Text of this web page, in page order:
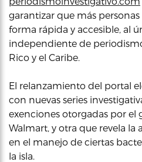
garantizar que más
forma rápida y accesible, al
independiente de
Rico y el Caribe.
El relanzamiento del portal
con nuevas series
exenciones otorgadas por el
Walmart, y otra que revela la
en el manejo de ciertas
la isla.